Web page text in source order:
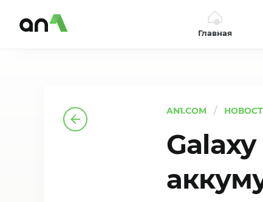
Главная
AN1.COM